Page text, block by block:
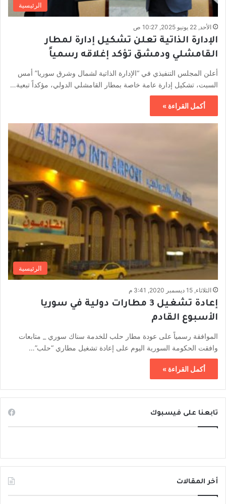
الرئيسية
الأحد, 22 يونيو 2025, 10:27 ص
الإدارة الذاتية تعلن تشكيل إدارة لمطار
القامشلي ودمشق تؤكد إغلاقه رسمياً
أعلن المجلس التنفيذي في “الإدارة الذاتية لشمال وشرق سوريا” أمس
السبت، تشكيل إدارة عامة خاصة بمطار القامشلي الدولي، مؤكداً تبعية…
أكمل القراءة »
الرئيسية
الثلاثاء, 15 ديسمبر 2020, 3:41 م
إعادة تشغيل 3 مطارات دولية في سوريا
الأسبوع القادم
الموافقة رسمياً على عودة مطار حلب للخدمة سناك سوري _ متابعات
وافقت الحكومة السورية اليوم على إعادة تشغيل مطاري “حلب”…
أكمل القراءة »
تابعنا على فيسبوك
أخر المقالات